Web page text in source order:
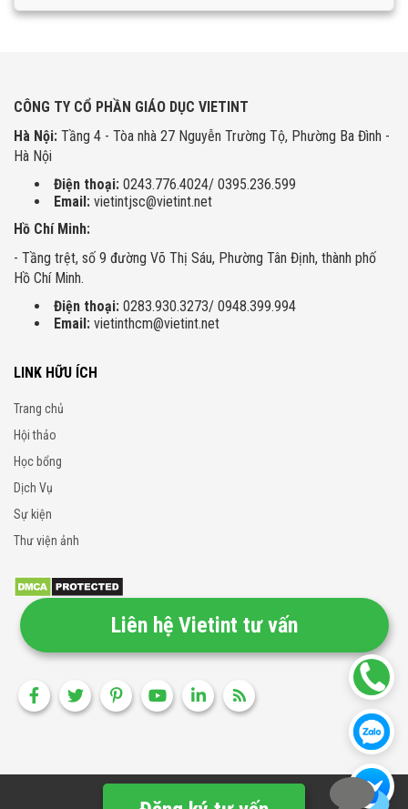
CÔNG TY CỔ PHẦN GIÁO DỤC VIETINT
Hà Nội: Tầng 4 - Tòa nhà 27 Nguyễn Trường Tộ, Phường Ba Đình -
Hà Nội
Điện thoại: 0243.776.4024/ 0395.236.599
Email: vietintjsc@vietint.net
Hồ Chí Minh:
- Tầng trệt, số 9 đường Võ Thị Sáu, Phường Tân Định, thành phố
Hồ Chí Minh.
Điện thoại: 0283.930.3273/ 0948.399.994
Email: vietinthcm@vietint.net
LINK HỮU ÍCH
Trang chủ
Hội thảo
Học bổng
Dịch Vụ
Sự kiện
Thư viện ảnh
Liên hệ Vietint tư vấn